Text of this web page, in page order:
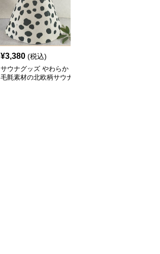
¥3,380 (税込)
サウナグッズ やわらか
毛氈素材の北欧柄サウナ